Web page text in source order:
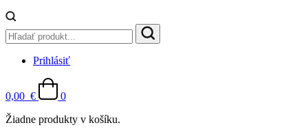
Prihlásiť
0,00 €
0
Žiadne produkty v košíku.